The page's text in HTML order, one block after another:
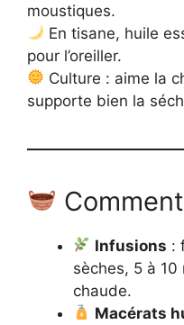
moustiques.
En tisane, huile
pour l’oreiller.
Culture : aime la
supporte bien la
Infusions :
sèches, 5 à 10
chaude.
Macérats